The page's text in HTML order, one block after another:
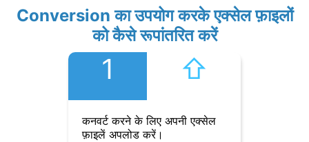
Conversion का उपयोग करके एक्सेल फ़ाइलों
को कैसे रूपांतरित करें
1 ⇧︎
कनवर्ट करने के लिए अपनी एक्सेल
फ़ाइलें अपलोड करें।